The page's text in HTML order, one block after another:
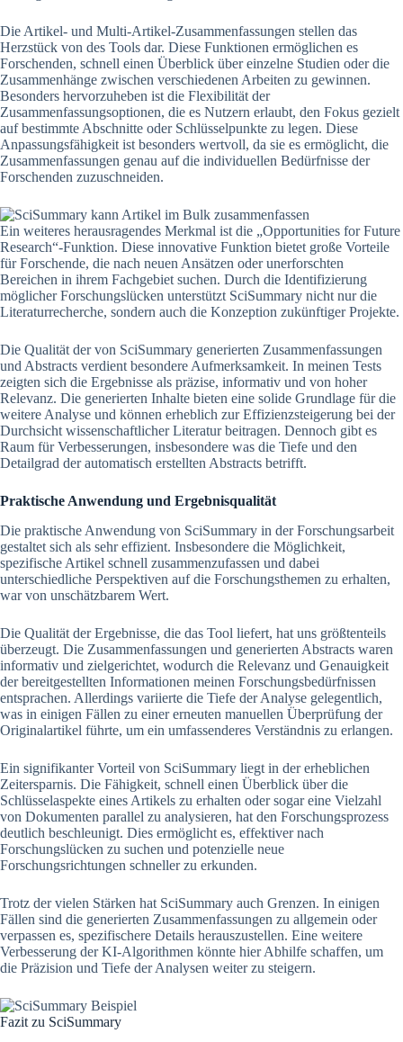
Die Artikel- und Multi-Artikel-Zusammenfassungen stellen das
Herzstück von des Tools dar. Diese Funktionen ermöglichen es
Forschenden, schnell einen Überblick über einzelne Studien oder die
Zusammenhänge zwischen verschiedenen Arbeiten zu gewinnen.
Besonders hervorzuheben ist die Flexibilität der
Zusammenfassungsoptionen, die es Nutzern erlaubt, den Fokus gezielt
auf bestimmte Abschnitte oder Schlüsselpunkte zu legen. Diese
Anpassungsfähigkeit ist besonders wertvoll, da sie es ermöglicht, die
Zusammenfassungen genau auf die individuellen Bedürfnisse der
Forschenden zuzuschneiden.
Ein weiteres herausragendes Merkmal ist die „Opportunities for Future
Research“-Funktion. Diese innovative Funktion bietet große Vorteile
für Forschende, die nach neuen Ansätzen oder unerforschten
Bereichen in ihrem Fachgebiet suchen. Durch die Identifizierung
möglicher Forschungslücken unterstützt SciSummary nicht nur die
Literaturrecherche, sondern auch die Konzeption zukünftiger Projekte.
Die Qualität der von SciSummary generierten Zusammenfassungen
und Abstracts verdient besondere Aufmerksamkeit. In meinen Tests
zeigten sich die Ergebnisse als präzise, informativ und von hoher
Relevanz. Die generierten Inhalte bieten eine solide Grundlage für die
weitere Analyse und können erheblich zur Effizienzsteigerung bei der
Durchsicht wissenschaftlicher Literatur beitragen. Dennoch gibt es
Raum für Verbesserungen, insbesondere was die Tiefe und den
Detailgrad der automatisch erstellten Abstracts betrifft.
Praktische Anwendung und Ergebnisqualität
Die praktische Anwendung von SciSummary in der Forschungsarbeit
gestaltet sich als sehr effizient. Insbesondere die Möglichkeit,
spezifische Artikel schnell zusammenzufassen und dabei
unterschiedliche Perspektiven auf die Forschungsthemen zu erhalten,
war von unschätzbarem Wert.
Die Qualität der Ergebnisse, die das Tool liefert, hat uns größtenteils
überzeugt. Die Zusammenfassungen und generierten Abstracts waren
informativ und zielgerichtet, wodurch die Relevanz und Genauigkeit
der bereitgestellten Informationen meinen Forschungsbedürfnissen
entsprachen. Allerdings variierte die Tiefe der Analyse gelegentlich,
was in einigen Fällen zu einer erneuten manuellen Überprüfung der
Originalartikel führte, um ein umfassenderes Verständnis zu erlangen.
Ein signifikanter Vorteil von SciSummary liegt in der erheblichen
Zeitersparnis. Die Fähigkeit, schnell einen Überblick über die
Schlüsselaspekte eines Artikels zu erhalten oder sogar eine Vielzahl
von Dokumenten parallel zu analysieren, hat den Forschungsprozess
deutlich beschleunigt. Dies ermöglicht es, effektiver nach
Forschungslücken zu suchen und potenzielle neue
Forschungsrichtungen schneller zu erkunden.
Trotz der vielen Stärken hat SciSummary auch Grenzen. In einigen
Fällen sind die generierten Zusammenfassungen zu allgemein oder
verpassen es, spezifischere Details herauszustellen. Eine weitere
Verbesserung der KI-Algorithmen könnte hier Abhilfe schaffen, um
die Präzision und Tiefe der Analysen weiter zu steigern.
Fazit zu SciSummary